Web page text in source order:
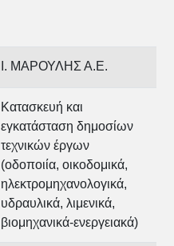
Ι. ΜΑΡΟΥΛΗΣ Α.Ε.
Κατασκευή και
εγκατάσταση δημοσίων
τεχνικών έργων
(οδοποιία, οικοδομικά,
ηλεκτρομηχανολογικά,
υδραυλικά, λιμενικά,
βιομηχανικά-ενεργειακά)